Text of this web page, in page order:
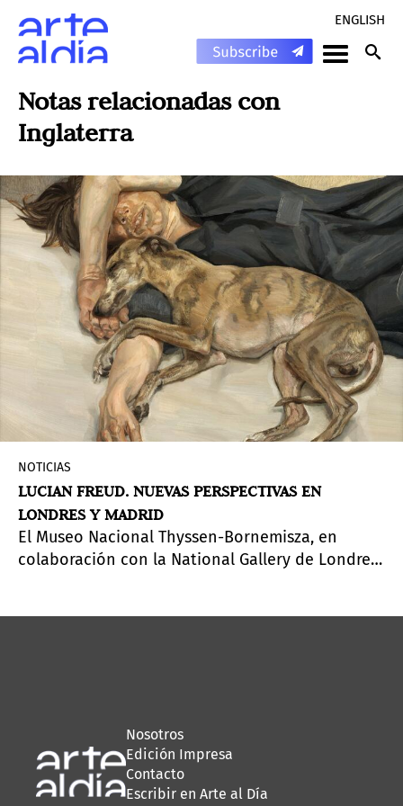
ENGLISH
Notas relacionadas con
Inglaterra
NOTICIAS
LUCIAN FREUD. NUEVAS PERSPECTIVAS EN
LONDRES Y MADRID
El Museo Nacional Thyssen-Bornemisza, en
colaboración con la National Gallery de Londres,
Nosotros
Edición Impresa
Contacto
Escribir en Arte al Día